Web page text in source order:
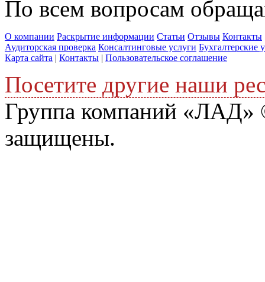
По всем вопросам
О компании Раскрытие информации Статьи Отзывы Контакты
Аудиторская проверка Консалтинговые услуги Бухгалтерские
Карта сайта | Контакты | Пользовательское соглашение
Посетите другие наши
Группа компаний «ЛАД»
защищены.